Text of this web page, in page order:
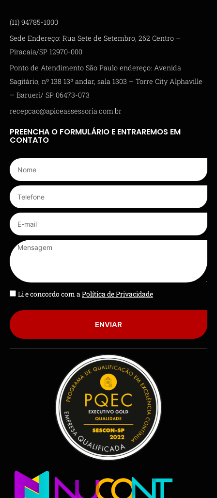
(11) 94785-1000
Sede Endereço: Rua Sete de Setembro, 262 Centro –
Piracaia/SP 12970-000
Ponto de Atendimento São Paulo endereço: Avenida
Sagitário, nº 138 13º andar, sala 1303 – Torre City Alphaville
– Barueri/ SP 06473-073
recepcao@apiceassessoria.com.br
PREENCHA O FORMULÁRIO E ENTRAREMOS EM
CONTATO
Li e concordo com aPolítica de Privacidade
ENVIAR